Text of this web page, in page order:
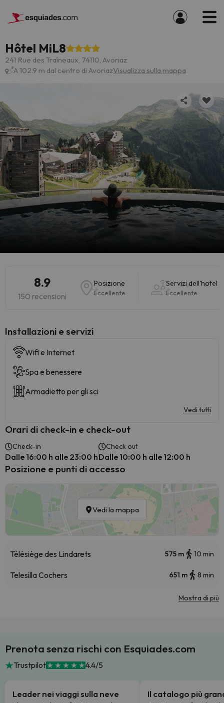
Hôtel MiL8
241 Rue des Traîneaux, 74110, Avoriaz
A 102.9 m dal centro di AvoriazVisualizza sulla mappa
8.9
150 recensioni
Posizione
Eccellente
Servizi dell'hotel
Eccellente
Installazioni e servizi
Wifi e Internet
Spa e benessere
Armadietto per gli sci
Vedi tutti
Orari di check-in e check-out
Check-in
Dalle 16:00 h alle 23:00 h
Check out
Dalle 10:00 h alle 12:00 h
Posizione e punti di accesso
Vedi la mappa
Télésiège des Lindarets 575 m 10 min
Telesilla Cochers 651 m 8 min
Mostra di più
Prenota senza rischi con Esquiades.com
Trustpilot 4.4/5
Leader nei viaggi sulla neve Il catalogo più